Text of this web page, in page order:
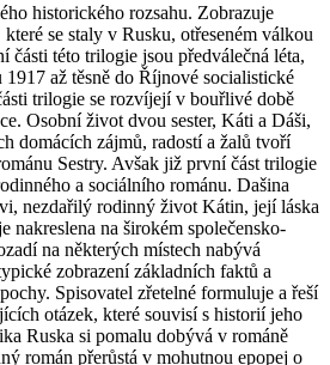
historického rozsahu. Zobrazuje
se staly v Rusku, otřeseném válkou
části této trilogie jsou předválečná léta,
až těsně do Říjnové socialistické
trilogie se rozvíjejí v bouřlivé době
Osobní život dvou sester, Káti a Dáši,
domácích zájmů, radostí a žalů tvoří
Sestry. Avšak již první část trilogie
a sociálního románu. Dašina
nezdařilý rodinný život Kátin, její láska
nakreslena na širokém společensko-
na některých místech nabývá
zobrazení základních faktů a
Spisovatel zřetelné formuluje a řeší
otázek, které souvisí s historií jeho
Ruska si pomalu dobývá v románě
román přerůstá v mohutnou epopej o